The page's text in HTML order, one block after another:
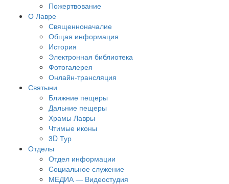
Пожертвование
О Лавре
Священноначалие
Общая информация
История
Электронная библиотека
Фотогалерея
Онлайн-трансляция
Святыни
Ближние пещеры
Дальние пещеры
Храмы Лавры
Чтимые иконы
3D Тур
Отделы
Отдел информации
Социальное служение
МЕДИА — Видеостудия